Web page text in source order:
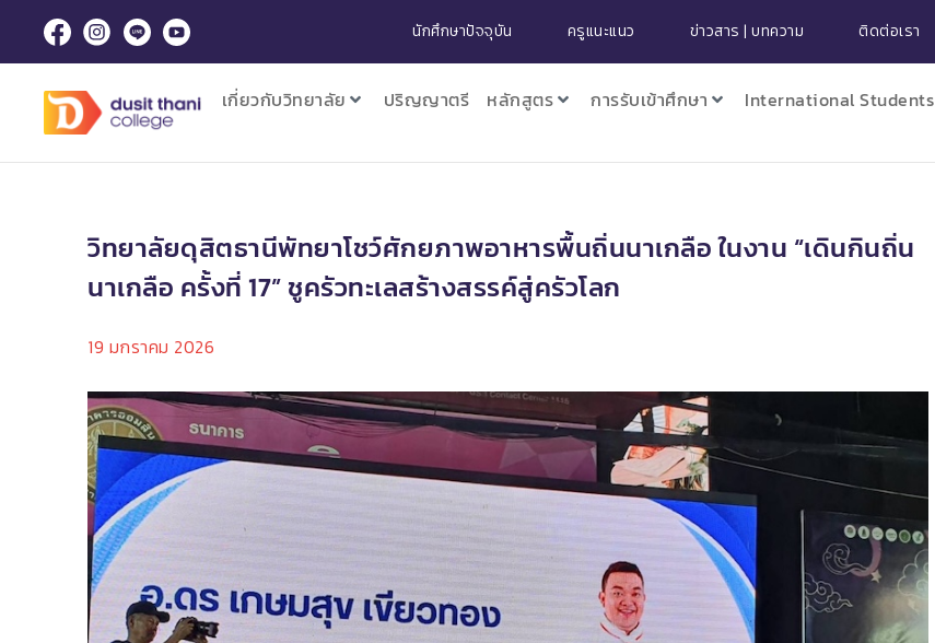
นักศึกษาปัจจุบัน ครูแนะแนว ข่าวสาร | บทความ ติดต่อเรา
เกี่ยวกับวิทยาลัย ปริญญาตรี หลักสูตร การรับเข้าศึกษา International Students
วิทยาลัยดุสิตธานีพัทยาโชว์ศักยภาพอาหารพื้นถิ่นนาเกลือ ในงาน “เดินกินถิ่น
นาเกลือ ครั้งที่ 17” ชูครัวทะเลสร้างสรรค์สู่ครัวโลก
19 มกราคม 2026